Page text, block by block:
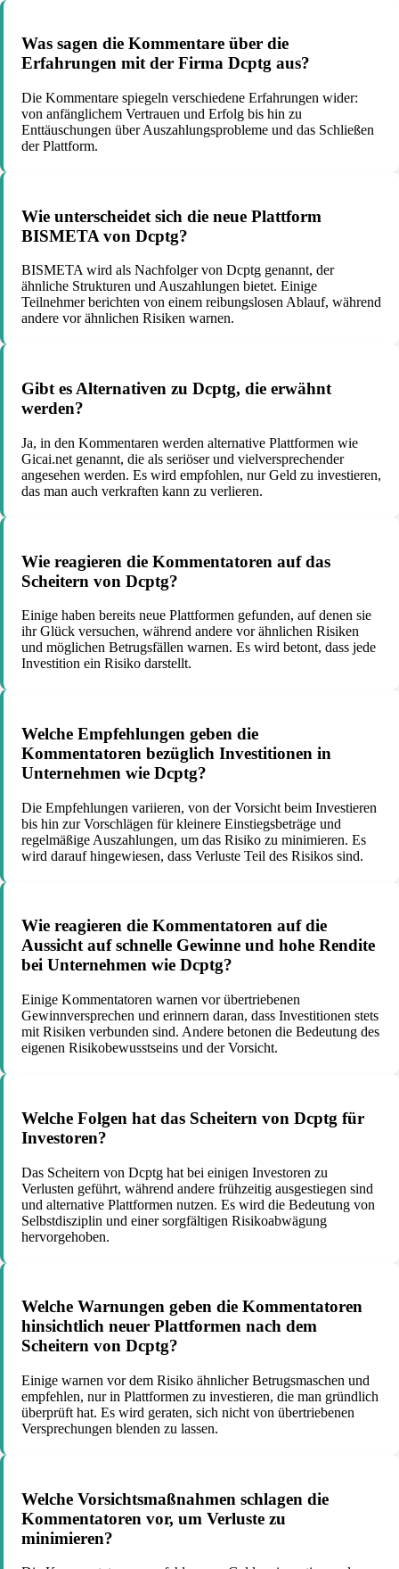
Was sagen die Kommentare über die
Erfahrungen mit der Firma Dcptg aus?
Die Kommentare spiegeln verschiedene Erfahrungen wider:
von anfänglichem Vertrauen und Erfolg bis hin zu
Enttäuschungen über Auszahlungsprobleme und das Schließen
der Plattform.
Wie unterscheidet sich die neue Plattform
BISMETA von Dcptg?
BISMETA wird als Nachfolger von Dcptg genannt, der
ähnliche Strukturen und Auszahlungen bietet. Einige
Teilnehmer berichten von einem reibungslosen Ablauf, während
andere vor ähnlichen Risiken warnen.
Gibt es Alternativen zu Dcptg, die erwähnt
werden?
Ja, in den Kommentaren werden alternative Plattformen wie
Gicai.net genannt, die als seriöser und vielversprechender
angesehen werden. Es wird empfohlen, nur Geld zu investieren,
das man auch verkraften kann zu verlieren.
Wie reagieren die Kommentatoren auf das
Scheitern von Dcptg?
Einige haben bereits neue Plattformen gefunden, auf denen sie
ihr Glück versuchen, während andere vor ähnlichen Risiken
und möglichen Betrugsfällen warnen. Es wird betont, dass jede
Investition ein Risiko darstellt.
Welche Empfehlungen geben die
Kommentatoren bezüglich Investitionen in
Unternehmen wie Dcptg?
Die Empfehlungen variieren, von der Vorsicht beim Investieren
bis hin zur Vorschlägen für kleinere Einstiegsbeträge und
regelmäßige Auszahlungen, um das Risiko zu minimieren. Es
wird darauf hingewiesen, dass Verluste Teil des Risikos sind.
Wie reagieren die Kommentatoren auf die
Aussicht auf schnelle Gewinne und hohe Rendite
bei Unternehmen wie Dcptg?
Einige Kommentatoren warnen vor übertriebenen
Gewinnversprechen und erinnern daran, dass Investitionen stets
mit Risiken verbunden sind. Andere betonen die Bedeutung des
eigenen Risikobewusstseins und der Vorsicht.
Welche Folgen hat das Scheitern von Dcptg für
Investoren?
Das Scheitern von Dcptg hat bei einigen Investoren zu
Verlusten geführt, während andere frühzeitig ausgestiegen sind
und alternative Plattformen nutzen. Es wird die Bedeutung von
Selbstdisziplin und einer sorgfältigen Risikoabwägung
hervorgehoben.
Welche Warnungen geben die Kommentatoren
hinsichtlich neuer Plattformen nach dem
Scheitern von Dcptg?
Einige warnen vor dem Risiko ähnlicher Betrugsmaschen und
empfehlen, nur in Plattformen zu investieren, die man gründlich
überprüft hat. Es wird geraten, sich nicht von übertriebenen
Versprechungen blenden zu lassen.
Welche Vorsichtsmaßnahmen schlagen die
Kommentatoren vor, um Verluste zu
minimieren?